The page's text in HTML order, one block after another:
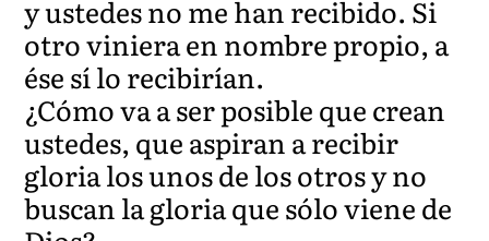
y ustedes no me han recibido. Si
otro viniera en nombre propio, a
ése sí lo recibirían.
¿Cómo va a ser posible que crean
ustedes, que aspiran a recibir
gloria los unos de los otros y no
buscan la gloria que sólo viene de